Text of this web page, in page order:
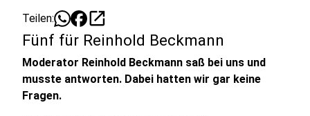
Teilen: open_in_new
Fünf für Reinhold Beckmann
Moderator Reinhold Beckmann saß bei uns und
musste antworten. Dabei hatten wir gar keine
Fragen.